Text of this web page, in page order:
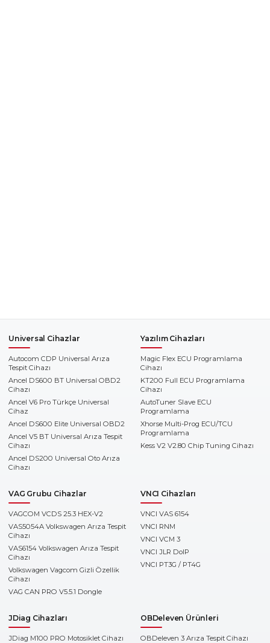
Universal Cihazlar
Autocom CDP Universal Arıza
Tespit Cihazı
Ancel DS600 BT Universal OBD2
Cihazı
Ancel V6 Pro Türkçe Universal
Cihaz
Ancel DS600 Elite Universal OBD2
Ancel V5 BT Universal Arıza Tespit
Cihazı
Ancel DS200 Universal Oto Arıza
Cihazı
Yazılım Cihazları
Magic Flex ECU Programlama
Cihazı
KT200 Full ECU Programlama
Cihazı
AutoTuner Slave ECU
Programlama
Xhorse Multi-Prog ECU/TCU
Programlama
Kess V2 V2.80 Chip Tuning Cihazı
VAG Grubu Cihazlar
VAGCOM VCDS 25.3 HEX-V2
VAS5054A Volkswagen Arıza Tespit
Cihazı
VAS6154 Volkswagen Arıza Tespit
Cihazı
Volkswagen Vagcom Gizli Özellik
Cihazı
VAG CAN PRO V5.5.1 Dongle
VNCI Cihazları
VNCI VAS 6154
VNCI RNM
VNCI VCM 3
VNCI JLR DoIP
VNCI PT3G / PT4G
JDiag Cihazları
JDiag M100 PRO Motosiklet Cihazı
OBDeleven Ürünleri
OBDeleven 3 Arıza Tespit Cihazı